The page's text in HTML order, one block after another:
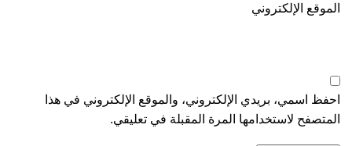
الموقع الإلكتروني
احفظ اسمي، بريدي الإلكتروني، والموقع الإلكتروني في هذا
المتصفح لاستخدامها المرة المقبلة في تعليقي.